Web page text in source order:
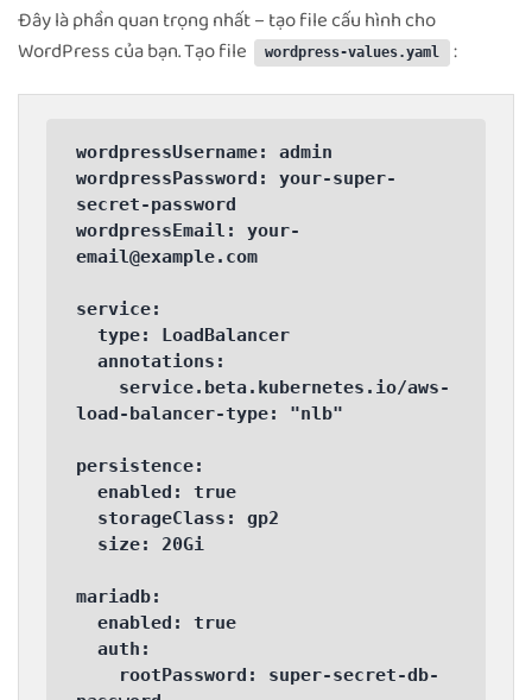
Đây là phần quan trọng nhất – tạo file cấu hình cho
WordPress của bạn. Tạo file
wordpress-values.yaml :
wordpressUsername: admin
wordpressPassword: your-super-
secret-password
wordpressEmail: your-
email@example.com
service:
  type: LoadBalancer
  annotations:
load-balancer-type: "nlb"
persistence:
  enabled: true
mariadb:
  enabled: true
  auth: